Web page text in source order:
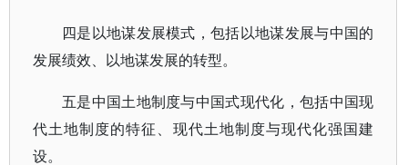
四是以地谋发展模式，包括以地谋发展与中国的
发展绩效、以地谋发展的转型。
五是中国土地制度与中国式现代化，包括中国现
代土地制度的特征、现代土地制度与现代化强国建
设。